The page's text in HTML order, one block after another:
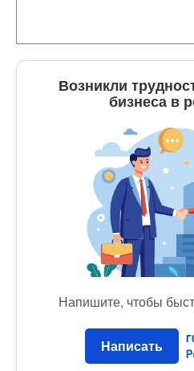
Возникли
бизнеса в
Напишите, чтобы
Написать